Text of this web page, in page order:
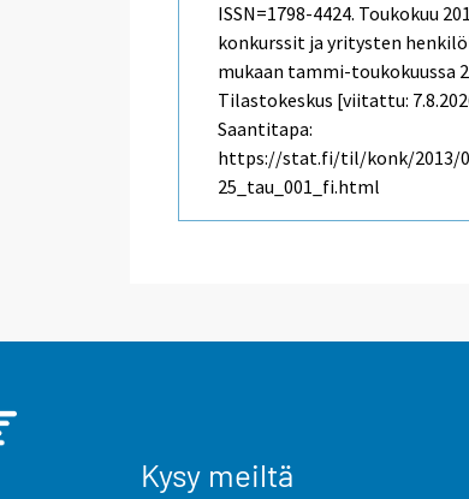
ISSN=1798-4424. Toukokuu
konkurssit ja yritysten
mukaan tammi-toukokuussa
Tilastokeskus [viitattu:
Saantitapa:
https://stat.fi/til/konk/2013/
25_tau_001_fi.html
Kysy meiltä